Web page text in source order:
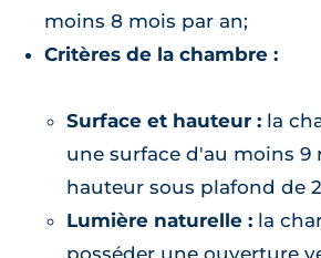
moins 8 mois par an;
Critères de la chambre :
Surface et hauteur : la
une surface d'au moins 9
hauteur sous plafond de
Lumière naturelle : la
posséder une ouverture